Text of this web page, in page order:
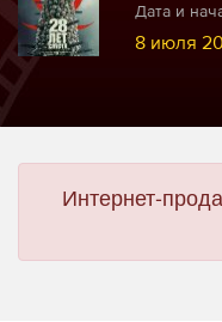
Дата и
8 июля
Интернет-